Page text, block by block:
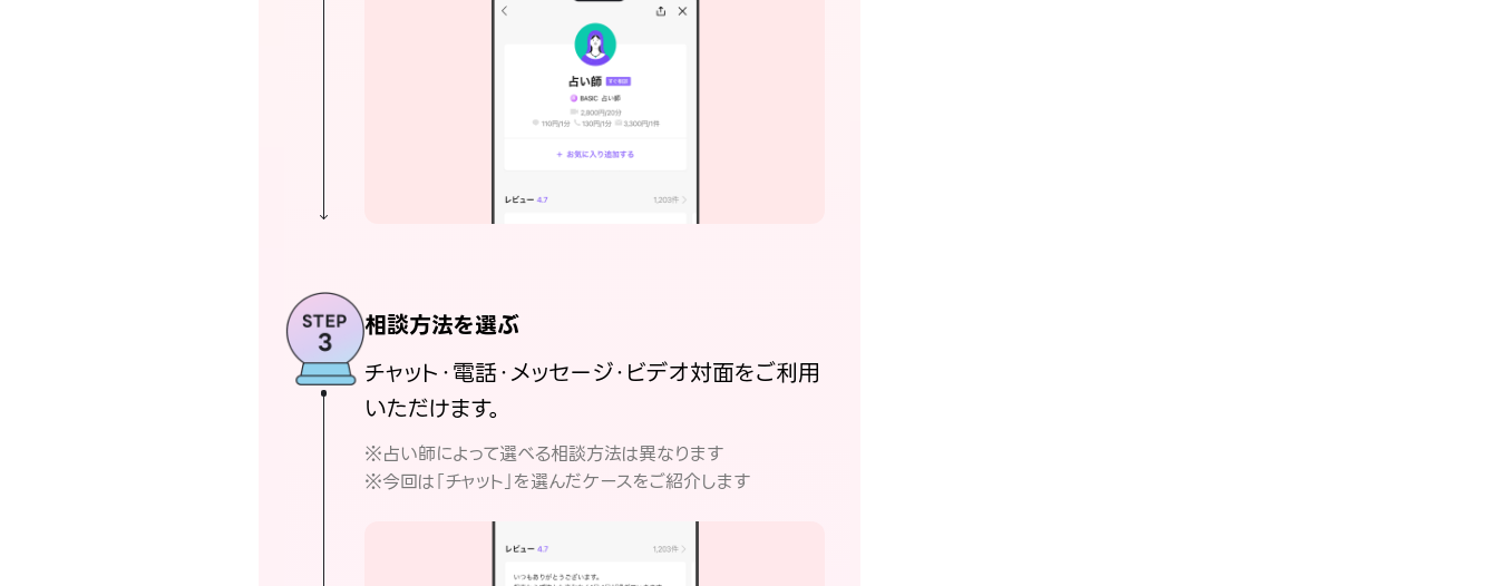
相談方法を選ぶ
チャット・電話・メッセージ・ビデオ対面をご利用
いただけます。
※占い師によって選べる相談方法は異なります
※今回は「チャット」を選んだケースをご紹介します